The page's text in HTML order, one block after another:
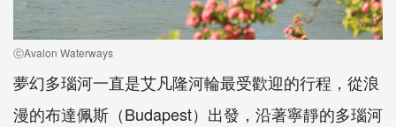
ⓒAvalon Waterways
夢幻多瑙河一直是艾凡隆河輪最受歡迎的行程，從浪
漫的布達佩斯（Budapest）出發，沿著寧靜的多瑙河